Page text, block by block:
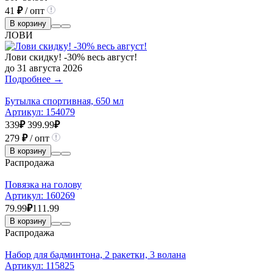
41 ₽/ опт
В корзину
ЛОВИ
Лови скидку! -30% весь август!
до 31 августа 2026
Подробнее →
Бутылка спортивная, 650 мл
Артикул: 154079
339₽ 399.99₽
279 ₽/ опт
В корзину
Распродажа
Повязка на голову
Артикул: 160269
79.99₽111.99
В корзину
Распродажа
Набор для бадминтона, 2 ракетки, 3 волана
Артикул: 115825